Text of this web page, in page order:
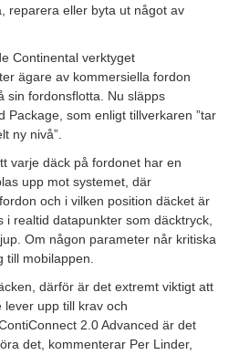
reparera eller byta ut något av
Continental verktyget
ägare av kommersiella fordon
sin fordonsflotta. Nu släpps
Package, som enligt tillverkaren ”tar
ny nivå”.
varje däck på fordonet har en
upp mot systemet, där
och i vilken position däcket är
i realtid datapunkter som däcktryck,
Om någon parameter når kritiska
till mobilappen.
därför är det extremt viktigt att
lever upp till krav och
2.0 Advanced är det
det, kommenterar Per Linder,